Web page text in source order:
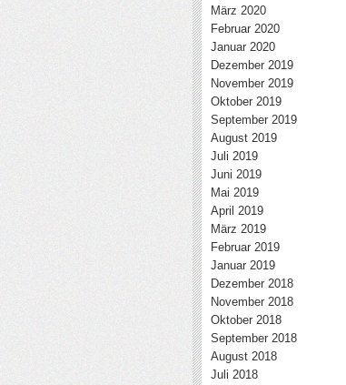
März 2020
Februar 2020
Januar 2020
Dezember 2019
November 2019
Oktober 2019
September 2019
August 2019
Juli 2019
Juni 2019
Mai 2019
April 2019
März 2019
Februar 2019
Januar 2019
Dezember 2018
November 2018
Oktober 2018
September 2018
August 2018
Juli 2018